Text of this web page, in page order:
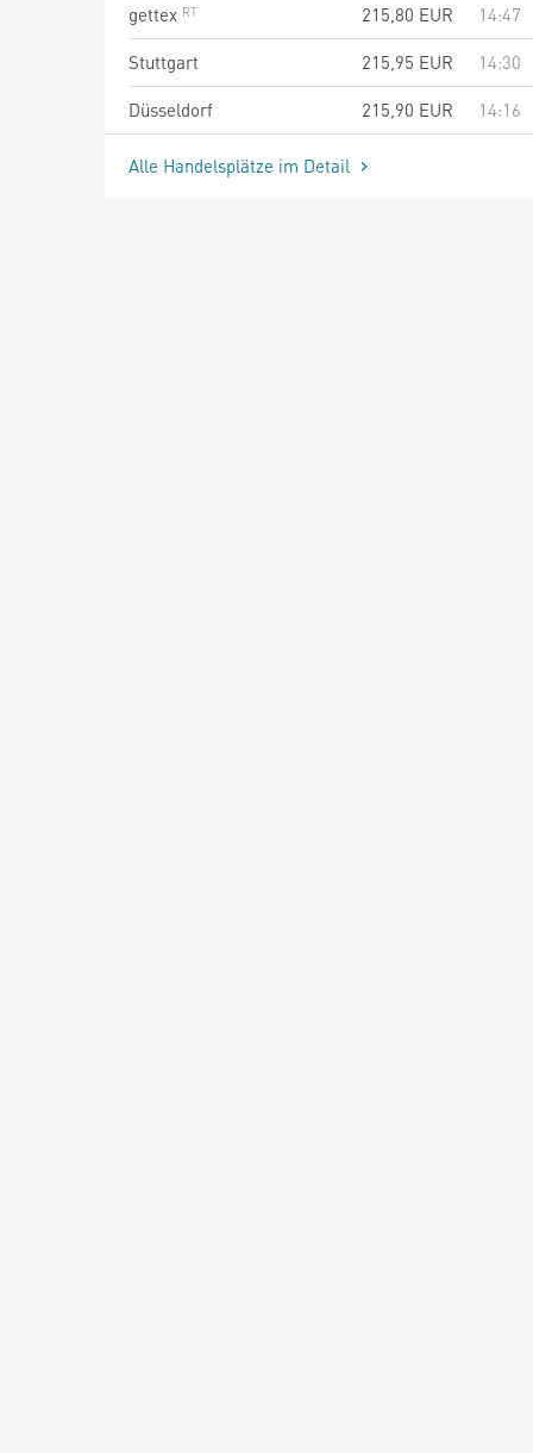
gettex
215,80 EUR
14:47
Stuttgart
215,95 EUR
14:30
Düsseldorf
215,90 EUR 14:16
Alle Handelsplätze im Detail